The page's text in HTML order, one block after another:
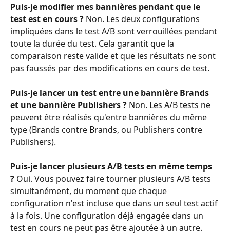
Puis-je modifier mes bannières pendant que le
test est en cours ? Non. Les deux configurations
impliquées dans le test A/B sont verrouillées pendant
toute la durée du test. Cela garantit que la
comparaison reste valide et que les résultats ne sont
pas faussés par des modifications en cours de test.
Puis-je lancer un test entre une bannière Brands
et une bannière Publishers ? Non. Les A/B tests ne
peuvent être réalisés qu'entre bannières du même
type (Brands contre Brands, ou Publishers contre
Publishers).
Puis-je lancer plusieurs A/B tests en même temps
? Oui. Vous pouvez faire tourner plusieurs A/B tests
simultanément, du moment que chaque
configuration n'est incluse que dans un seul test actif
à la fois. Une configuration déjà engagée dans un
test en cours ne peut pas être ajoutée à un autre.